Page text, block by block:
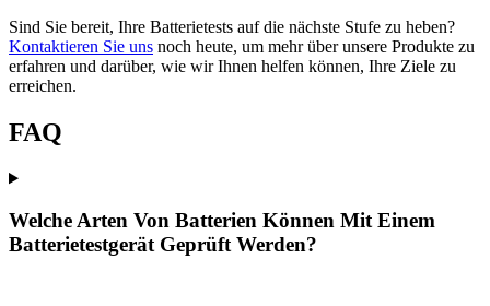
Sind Sie bereit, Ihre Batterietests auf die nächste Stufe zu heben?
Kontaktieren Sie uns noch heute, um mehr über unsere Produkte zu
erfahren und darüber, wie wir Ihnen helfen können, Ihre Ziele zu
erreichen.
FAQ
Welche Arten Von Batterien Können Mit Einem
Batterietestgerät Geprüft Werden?